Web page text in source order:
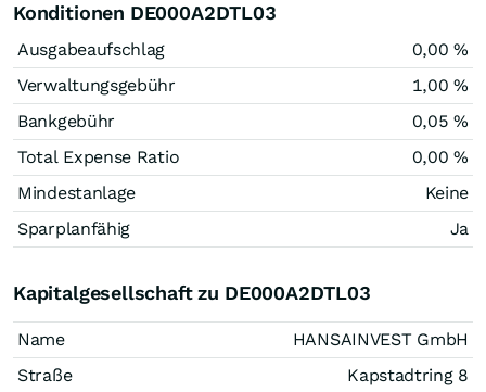
Konditionen DE000A2DTL03
Ausgabeaufschlag
0,00 %
Verwaltungsgebühr
1,00 %
Bankgebühr
0,05 %
Total Expense Ratio
0,00 %
Mindestanlage
Keine
Sparplanfähig
Ja
Kapitalgesellschaft zu DE000A2DTL03
Name
HANSAINVEST GmbH
Straße
Kapstadtring 8